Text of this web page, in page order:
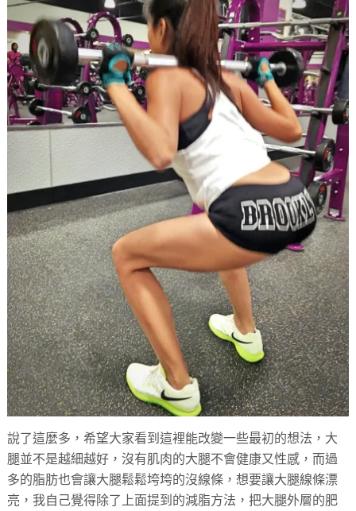
說了這麼多，希望大家看到這裡能改變一些最初的想法，大
腿並不是越細越好，沒有肌肉的大腿不會健康又性感，而過
多的脂肪也會讓大腿鬆鬆垮垮的沒線條，想要讓大腿線條漂
亮，我自己覺得除了上面提到的減脂方法，把大腿外層的肥